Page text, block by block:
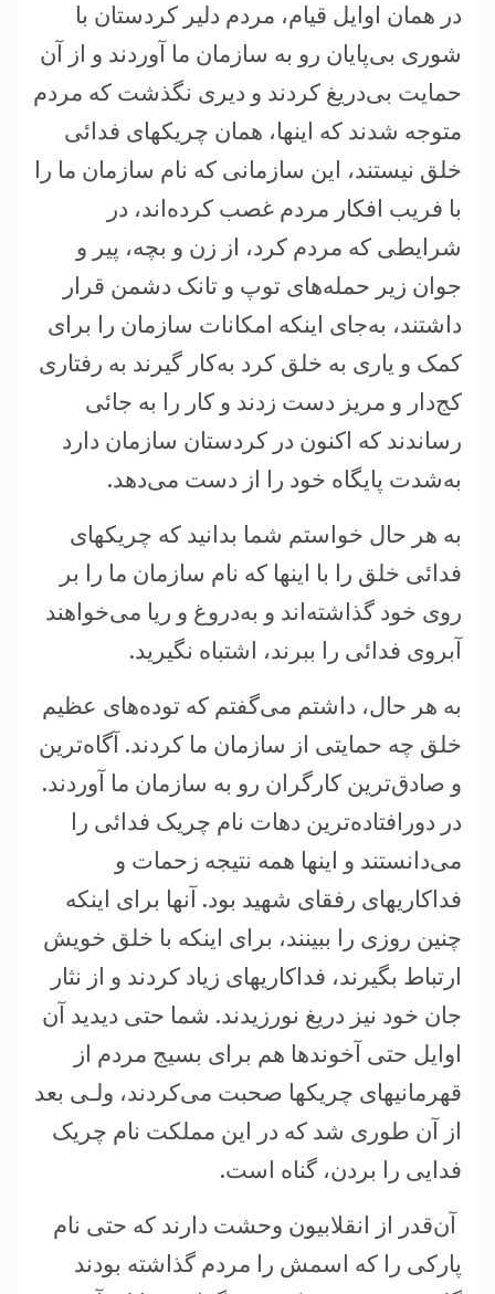
در همان اوايل قيام، مردم دلير کردستان با
شوری بی‌پايان رو به سازمان ما آوردند و از آن
حمايت بی‌دريغ کردند و ديری نگذشت که مردم
متوجه شدند که اینها، همان چريکهای فدائی
خلق نيستند، اين سازمانی که نام سازمان ما را
با فريب افکار مردم غصب کرده‌اند، در
شرايطی که مردم کرد، از زن و بچه، پير و
جوان زير حمله‌های توپ و تانک دشمن قرار
داشتند، به‌جای اينکه امکانات سازمان را برای
کمک و ياری به خلق کرد به‌کار گيرند به رفتاری
کج‌دار و مريز دست زدند و کار را به جائی
رساندند که اکنون در کردستان سازمان دارد
به‌شدت پايگاه خود را از دست می‌دهد.
به هر حال خواستم شما بدانيد که چريکهای
فدائی خلق را با اينها که نام سازمان ما را بر
روی خود گذاشته‌اند و به‌دروغ و ريا می‌خواهند
آبروی فدائی را ببرند، اشتباه نگيريد.
به هر حال، داشتم می‌گفتم که توده‌های عظيم
خلق چه حمايتی از سازمان ما کردند. آگاه‌ترين
و صادق‌ترين کارگران رو به سازمان ما آوردند.
در دورافتاده‌ترين دهات نام چريک فدائی را
می‌دانستند و اينها همه نتيجه زحمات و
فداکاريهای رفقای شهيد بود. آنها برای اينکه
چنين روزی را ببينند، برای اينکه با خلق خويش
ارتباط بگيرند، فداکاريهای زياد کردند و از نثار
جان خود نيز دريغ نورزيدند. شما حتی ديديد آن
اوايل حتی آخوندها هم برای بسيج مردم از
قهرمانيهای چريکها صحبت می‌کردند، ولـی بعد
از آن طوری شد که در اين مملکت نام چريک
فدايی را بردن، گناه است.
آن‌قدر از انقلابيون وحشت دارند که حتی نام
پارکی را که اسمش را مردم گذاشته بودند